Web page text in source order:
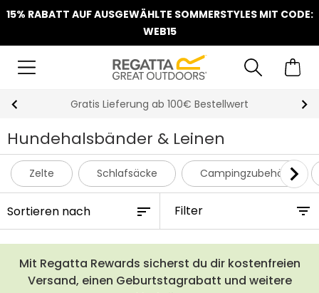
15% RABATT AUF AUSGEWÄHLTE SOMMERSTYLES MIT CODE:
WEB15
Gratis Lieferung ab 100€ Bestellwert
Hundehalsbänder & Leinen
Zelte Schlafsäcke Campingzubehör
Filter
Mit Regatta Rewards sicherst du dir kostenfreien
Versand, einen Geburtstagrabatt und weitere